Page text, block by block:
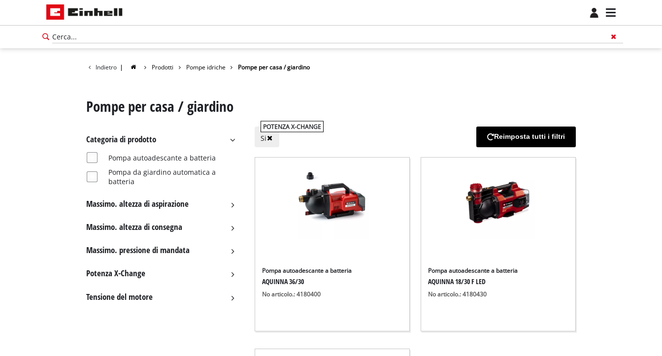
Indietro | Prodotti Pompe idriche Pompe per casa / giardino
Pompe per casa / giardino
Categoria di prodotto
Pompa autoadescante a batteria
Pompa da giardino automatica a
batteria
Massimo. altezza di aspirazione
Massimo. altezza di consegna
Massimo. pressione di mandata
Potenza X-Change
Tensione del motore
POTENZA X-CHANGE
Si Reimposta tutti i filtri
Pompa autoadescante a batteria
AQUINNA 36/30
No articolo.: 4180400
Pompa autoadescante a batteria
AQUINNA 18/30 F LED
No articolo.: 4180430